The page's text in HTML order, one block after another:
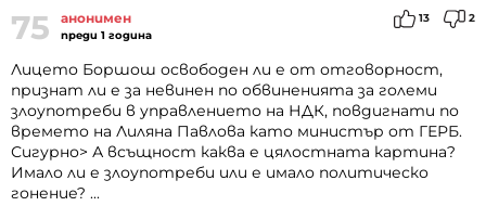
75 анонимен
преди 1 година
13 2
Лицето Боршош освободен ли е от отговорност,
признат ли е за невинен по обвиненията за големи
злоупотреби в управлението на НДК, повдигнати по
времето на Лиляна Павлова като министър от ГЕРБ.
Сигурно> А всъщност каква е цялостната картина?
Имало ли е злоупотреби или е имало политическо
гонение? ...